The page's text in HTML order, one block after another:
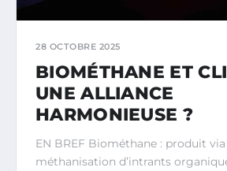
28 OCTOBRE 2025
BIOMÉTHANE ET
UNE ALLIANCE
HARMONIEUSE ?
EN BREF Biométhane : produit via
méthanisation d’intrants